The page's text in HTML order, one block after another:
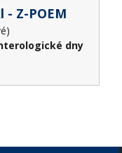
Z-POEM
dny